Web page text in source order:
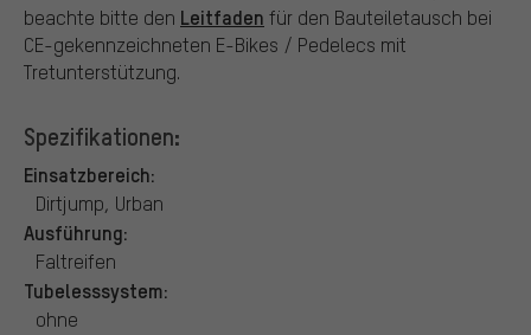
beachte bitte den Leitfaden für den Bauteiletausch bei
CE-gekennzeichneten E-Bikes / Pedelecs mit
Tretunterstützung.
Spezifikationen:
Einsatzbereich:
Dirtjump, Urban
Ausführung:
Faltreifen
Tubelesssystem:
ohne